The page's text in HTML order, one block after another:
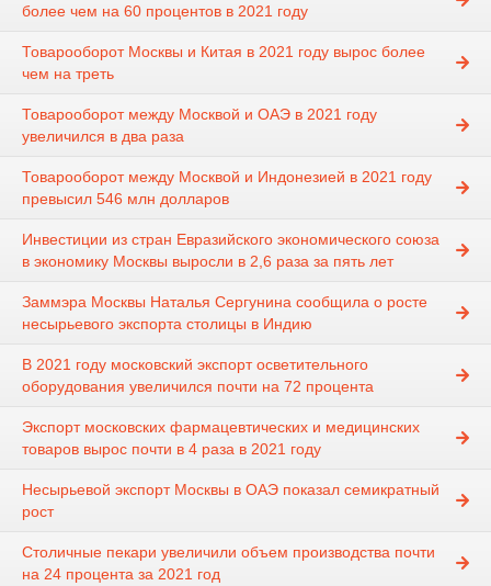
более чем на 60 процентов в 2021 году
Товарооборот Москвы и Китая в 2021 году вырос более
чем на треть
Товарооборот между Москвой и ОАЭ в 2021 году
увеличился в два раза
Товарооборот между Москвой и Индонезией в 2021 году
превысил 546 млн долларов
Инвестиции из стран Евразийского экономического союза
в экономику Москвы выросли в 2,6 раза за пять лет
Заммэра Москвы Наталья Сергунина сообщила о росте
несырьевого экспорта столицы в Индию
В 2021 году московский экспорт осветительного
оборудования увеличился почти на 72 процента
Экспорт московских фармацевтических и медицинских
товаров вырос почти в 4 раза в 2021 году
Несырьевой экспорт Москвы в ОАЭ показал семикратный
рост
Столичные пекари увеличили объем производства почти
на 24 процента за 2021 год